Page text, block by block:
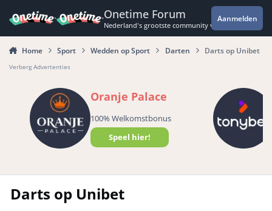
Onetime Forum
Nederland's grootste community voor de
Aanmelden
Home Sport Wedden op Sport Darten Darts op Unibet
Verberg Advertenties
Oranje Palace
100% Welkomstbonus
Speel hier!
Darts op Unibet